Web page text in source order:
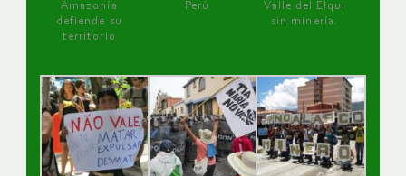
Amazonía
defiende su
territorio
Perú
Valle del Elqui
sin minería.